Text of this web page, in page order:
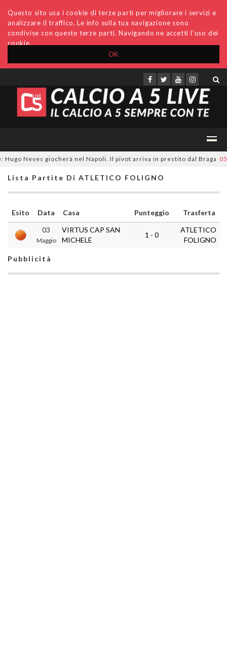
OK
Questo sito usa i cookie di terze parti per migliorare i servizi e
analizzare il traffico. Le info sulla tua navigazione sono
condivise con queste terze parti. Navigando ne accetti l'uso dei
cookie.
Accedi Archivio Invio comunicati Redazione
Neves giocherà nel Napoli. Il pivot arriva in prestito dal Braga 05/
Lista Partite Di ATLETICO FOLIGNO
Esito Data Casa Punteggio
Trasferta
03
Maggio
VIRTUS CAP SAN
MICHELE
1 - 0
ATLETICO
FOLIGNO
Pubblicità